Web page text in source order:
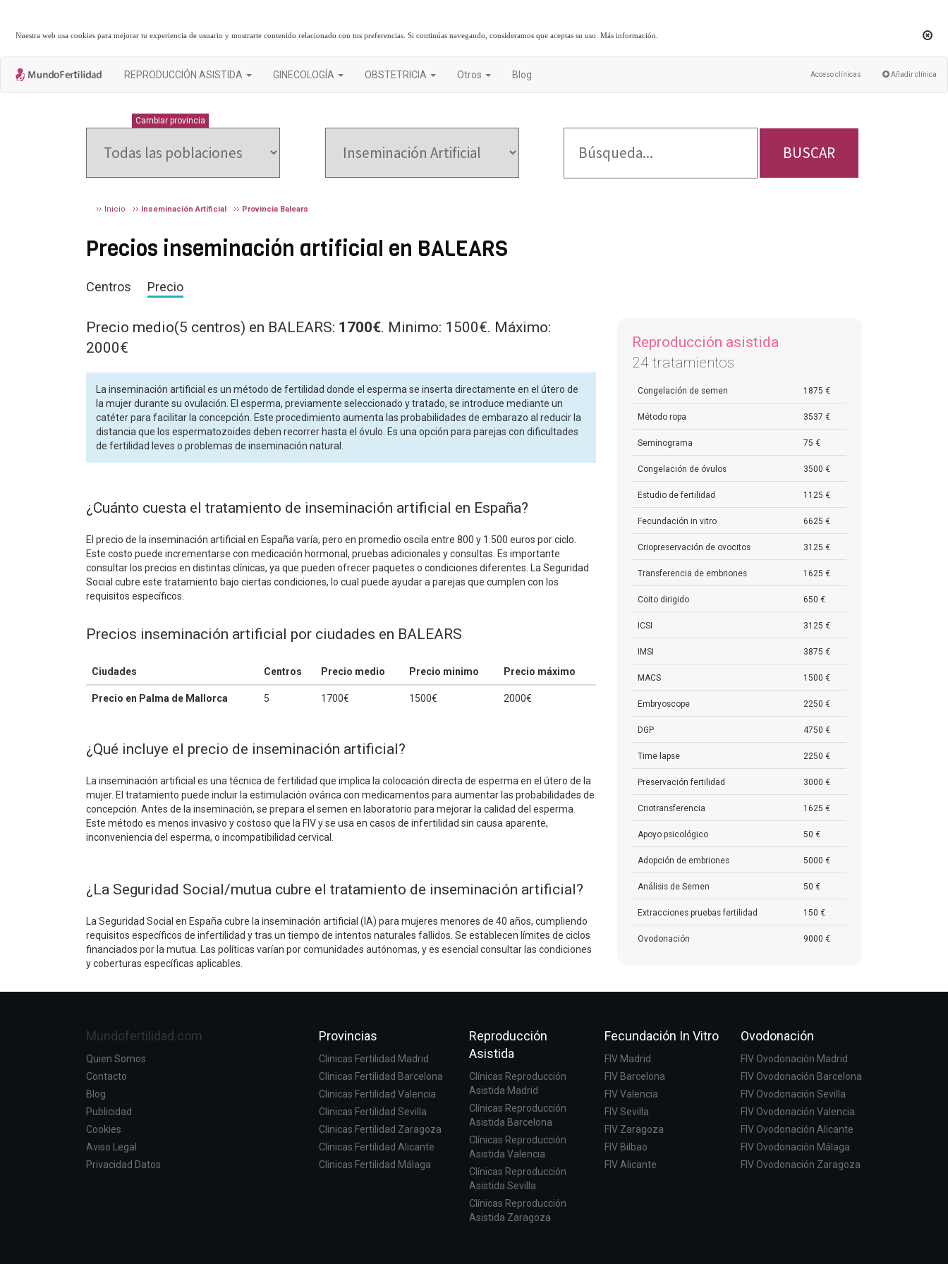
Nuestra web usa cookies para mejorar tu experiencia de usuario y mostrarte contenido relacionado con tus preferencias. Si continúas navegando, consideramos que aceptas su uso.Más información
REPRODUCCIÓN ASISTIDA GINECOLOGÍA OBSTETRICIA Otros Blog Acceso clínicas Añadir clínica
Cambiar provincia
BUSCAR
Inicio Inseminación Artificial Provincia Balears
Precios inseminación artificial en BALEARS
Centros Precio
Precio medio(5 centros) en BALEARS: 1700€. Minimo: 1500€. Máximo:
2000€
La inseminación artificial es un método de fertilidad donde el esperma se inserta directamente en el útero de
la mujer durante su ovulación. El esperma, previamente seleccionado y tratado, se introduce mediante un
catéter para facilitar la concepción. Este procedimiento aumenta las probabilidades de embarazo al reducir la
distancia que los espermatozoides deben recorrer hasta el óvulo. Es una opción para parejas con dificultades
de fertilidad leves o problemas de inseminación natural.
¿Cuánto cuesta el tratamiento de inseminación artificial en España?
El precio de la inseminación artificial en España varía, pero en promedio oscila entre 800 y 1.500 euros por ciclo.
Este costo puede incrementarse con medicación hormonal, pruebas adicionales y consultas. Es importante
consultar los precios en distintas clínicas, ya que pueden ofrecer paquetes o condiciones diferentes. La Seguridad
Social cubre este tratamiento bajo ciertas condiciones, lo cual puede ayudar a parejas que cumplen con los
requisitos específicos.
Precios inseminación artificial por ciudades en BALEARS
Ciudades Centros Precio medio Precio minimo Precio máximo
Precio en Palma de Mallorca 5 1700€ 1500€ 2000€
¿Qué incluye el precio de inseminación artificial?
La inseminación artificial es una técnica de fertilidad que implica la colocación directa de esperma en el útero de la
mujer. El tratamiento puede incluir la estimulación ovárica con medicamentos para aumentar las probabilidades de
concepción. Antes de la inseminación, se prepara el semen en laboratorio para mejorar la calidad del esperma.
Este método es menos invasivo y costoso que la FIV y se usa en casos de infertilidad sin causa aparente,
inconveniencia del esperma, o incompatibilidad cervical.
¿La Seguridad Social/mutua cubre el tratamiento de inseminación artificial?
La Seguridad Social en España cubre la inseminación artificial (IA) para mujeres menores de 40 años, cumpliendo
requisitos específicos de infertilidad y tras un tiempo de intentos naturales fallidos. Se establecen límites de ciclos
financiados por la mutua. Las políticas varían por comunidades autónomas, y es esencial consultar las condiciones
y coberturas específicas aplicables.
Reproducción asistida
24 tratamientos
Congelación de semen 1875 €
Método ropa 3537 €
Seminograma 75 €
Congelación de óvulos 3500 €
Estudio de fertilidad 1125 €
Fecundación in vitro 6625 €
Criopreservación de ovocitos 3125 €
Transferencia de embriones 1625 €
Coito dirigido 650 €
ICSI 3125 €
IMSI 3875 €
MACS 1500 €
Embryoscope 2250 €
DGP 4750 €
Time lapse 2250 €
Preservación fertilidad 3000 €
Criotransferencia 1625 €
Apoyo psicológico 50 €
Adopción de embriones 5000 €
Análisis de Semen 50 €
Extracciones pruebas fertilidad 150 €
Ovodonación 9000 €
Mundofertilidad.com
Quien Somos
Contacto
Blog
Publicidad
Cookies
Aviso Legal
Privacidad Datos
Provincias
Clinicas Fertilidad Madrid
Clinicas Fertilidad Barcelona
Clinicas Fertilidad Valencia
Clinicas Fertilidad Sevilla
Clinicas Fertilidad Zaragoza
Clinicas Fertilidad Alicante
Clinicas Fertilidad Málaga
Reproducción
Asistida
Clínicas Reproducción
Asistida Madrid
Clínicas Reproducción
Asistida Barcelona
Clínicas Reproducción
Asistida Valencia
Clínicas Reproducción
Asistida Sevilla
Clínicas Reproducción
Asistida Zaragoza
Fecundación In Vitro
FIV Madrid
FIV Barcelona
FIV Valencia
FIV Sevilla
FIV Zaragoza
FIV Bilbao
FIV Alicante
Ovodonación
FIV Ovodonación Madrid
FIV Ovodonación Barcelona
FIV Ovodonación Sevilla
FIV Ovodonación Valencia
FIV Ovodonación Alicante
FIV Ovodonación Málaga
FIV Ovodonación Zaragoza